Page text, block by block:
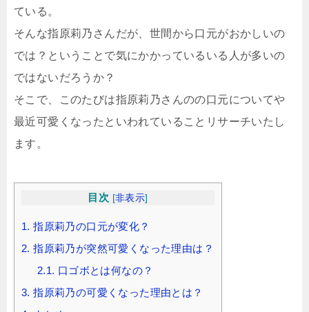
ている。
そんな指原莉乃さんだが、世間から口元がおかしいの
では？ということで気にかかっているいる人が多いの
ではないだろうか？
そこで、このたびは指原莉乃さんのの口元についてや
最近可愛くなったといわれていることリサーチいたし
ます。
目次 [非表示]
1. 指原莉乃の口元が変化？
2. 指原莉乃が突然可愛くなった理由は？
2.1. 口ゴボとは何なの？
3. 指原莉乃の可愛くなった理由とは？